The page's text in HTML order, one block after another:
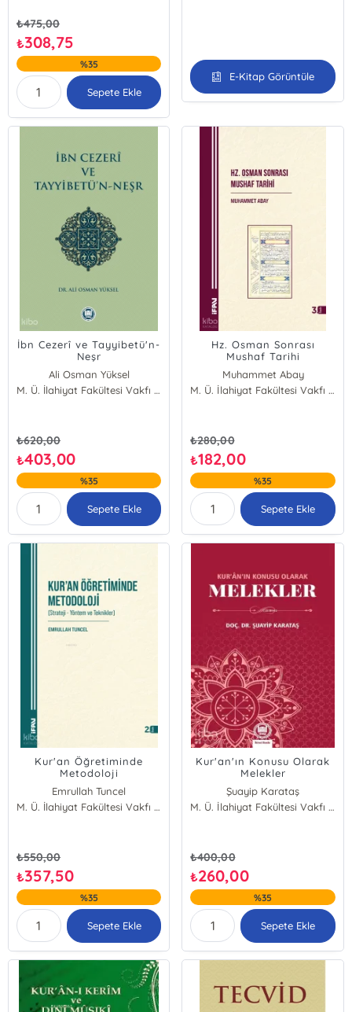
₺475,00
₺308,75
%35
Sepete Ekle
E-Kitap Görüntüle
İbn Cezerî ve Tayyibetü'n-
Neşr
Ali Osman Yüksel
M. Ü. İlahiyat Fakültesi Vakfı Yayınları
₺620,00
₺403,00
%35
Sepete Ekle
Hz. Osman Sonrası
Mushaf Tarihi
Muhammet Abay
M. Ü. İlahiyat Fakültesi Vakfı Yayınları
₺280,00
₺182,00
%35
Sepete Ekle
Kur'an Öğretiminde
Metodoloji
Emrullah Tuncel
M. Ü. İlahiyat Fakültesi Vakfı Yayınları
₺550,00
₺357,50
%35
Sepete Ekle
Kur'an'ın Konusu Olarak
Melekler
Şuayip Karataş
M. Ü. İlahiyat Fakültesi Vakfı Yayınları
₺400,00
₺260,00
%35
Sepete Ekle